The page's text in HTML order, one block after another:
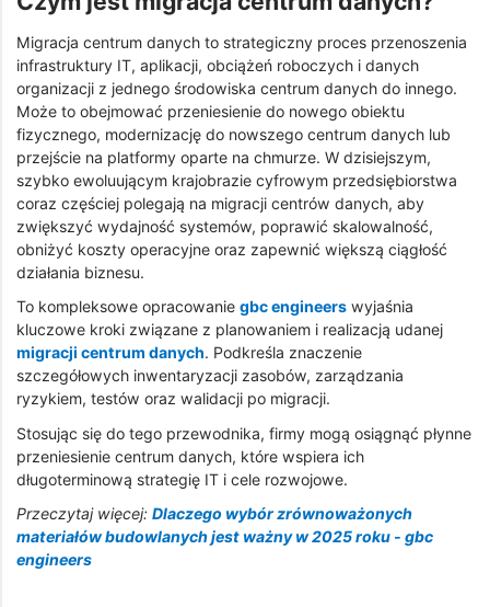
Migracja centrum danych to strategiczny proces przenoszenia
infrastruktury IT, aplikacji, obciążeń roboczych i danych
organizacji z jednego środowiska centrum danych do innego.
Może to obejmować przeniesienie do nowego obiektu
fizycznego, modernizację do nowszego centrum danych lub
przejście na platformy oparte na chmurze. W dzisiejszym,
szybko ewoluującym krajobrazie cyfrowym przedsiębiorstwa
coraz częściej polegają na migracji centrów danych, aby
zwiększyć wydajność systemów, poprawić skalowalność,
obniżyć koszty operacyjne oraz zapewnić większą ciągłość
działania biznesu.
To kompleksowe opracowanie gbc engineers wyjaśnia
kluczowe kroki związane z planowaniem i realizacją udanej
migracji centrum danych. Podkreśla znaczenie
szczegółowych inwentaryzacji zasobów, zarządzania
ryzykiem, testów oraz walidacji po migracji.
Stosując się do tego przewodnika, firmy mogą osiągnąć płynne
przeniesienie centrum danych, które wspiera ich
długoterminową strategię IT i cele rozwojowe.
Przeczytaj więcej: Dlaczego wybór zrównoważonych
materiałów budowlanych jest ważny w 2025 roku - gbc
engineers